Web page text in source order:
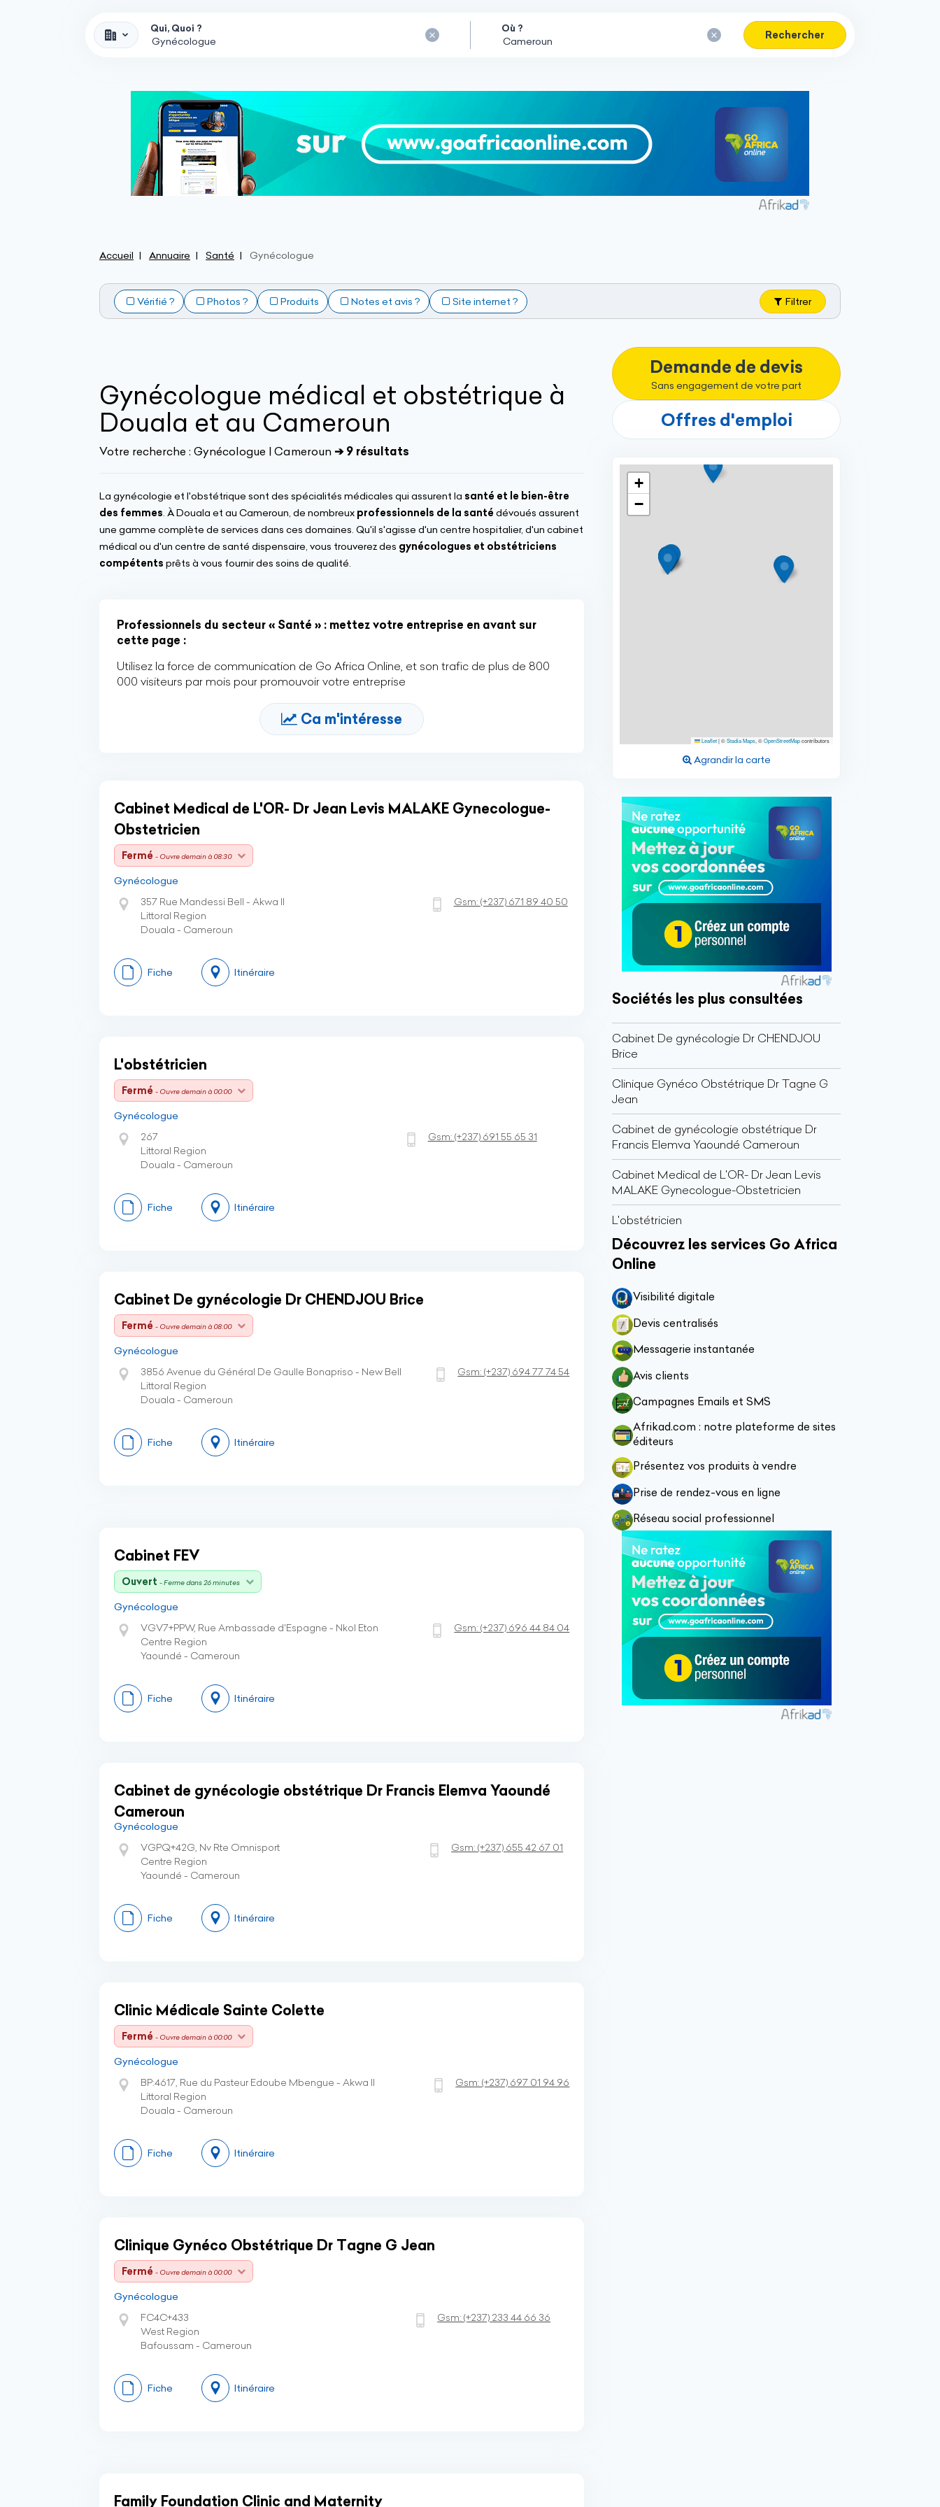
Qui, Quoi ? Où ?
Rechercher
Accueil Annuaire Santé Gynécologue
Vérifié ? Photos ? Produits Notes et avis ? Site internet ? Filtrer
Gynécologue médical et obstétrique à
Douala et au Cameroun
Votre recherche : Gynécologue | Cameroun ➔ 9 résultats
La gynécologie et l'obstétrique sont des spécialités médicales qui assurent la santé et le bien-être
des femmes. À Douala et au Cameroun, de nombreux professionnels de la santé dévoués assurent
une gamme complète de services dans ces domaines. Qu'il s'agisse d'un centre hospitalier, d'un cabinet
médical ou d'un centre de santé dispensaire, vous trouverez des gynécologues et obstétriciens
compétents prêts à vous fournir des soins de qualité.
Professionnels du secteur « Santé » : mettez votre entreprise en avant sur
cette page :
Utilisez la force de communication de Go Africa Online, et son trafic de plus de 800
000 visiteurs par mois pour promouvoir votre entreprise
Ca m'intéresse
Cabinet Medical de L'OR- Dr Jean Levis MALAKE Gynecologue-
Obstetricien
Fermé - Ouvre demain à 08:30
Gynécologue
357 Rue Mandessi Bell - Akwa II
Littoral Region
Douala - Cameroun
Gsm: (+237) 671 89 40 50
Fiche Itinéraire
L'obstétricien
Fermé - Ouvre demain à 00:00
Gynécologue
267
Littoral Region
Douala - Cameroun
Gsm: (+237) 691 55 65 31
Fiche Itinéraire
Cabinet De gynécologie Dr CHENDJOU Brice
Fermé - Ouvre demain à 08:00
Gynécologue
3856 Avenue du Général De Gaulle Bonapriso - New Bell
Littoral Region
Douala - Cameroun
Gsm:(+237) 694 77 74 54
Fiche Itinéraire
Cabinet FEV
Ouvert - Ferme dans 26 minutes
Gynécologue
VGV7+PPW, Rue Ambassade d'Espagne - Nkol Eton
Centre Region
Yaoundé - Cameroun
Gsm:(+237) 696 44 84 04
Fiche Itinéraire
Cabinet de gynécologie obstétrique Dr Francis Elemva Yaoundé
Cameroun
Gynécologue
VGPQ+42G, Nv Rte Omnisport
Centre Region
Yaoundé - Cameroun
Gsm:(+237) 655 42 67 01
Fiche Itinéraire
Clinic Médicale Sainte Colette
Fermé - Ouvre demain à 00:00
Gynécologue
BP:4617, Rue du Pasteur Edoube Mbengue - Akwa II
Littoral Region
Douala - Cameroun
Gsm:(+237) 697 01 94 96
Fiche Itinéraire
Clinique Gynéco Obstétrique Dr Tagne G Jean
Fermé - Ouvre demain à 00:00
Gynécologue
FC4C+433
West Region
Bafoussam - Cameroun
Gsm:(+237) 233 44 66 36
Fiche Itinéraire
Family Foundation Clinic and Maternity
Demande de devis
Sans engagement de votre part
Offres d'emploi
+
−
Leaflet|©Stadia Maps, ©OpenStreetMapcontributors
Agrandir la carte
Sociétés les plus consultées
Cabinet De gynécologie Dr CHENDJOU
Brice
Clinique Gynéco Obstétrique Dr Tagne G
Jean
Cabinet de gynécologie obstétrique Dr
Francis Elemva Yaoundé Cameroun
Cabinet Medical de L'OR- Dr Jean Levis
MALAKE Gynecologue-Obstetricien
L'obstétricien
Découvrez les services Go Africa
Online
Visibilité digitale
Devis centralisés
Messagerie instantanée
Avis clients
Campagnes Emails et SMS
Afrikad.com : notre plateforme de sites
éditeurs
Présentez vos produits à vendre
Prise de rendez-vous en ligne
Réseau social professionnel